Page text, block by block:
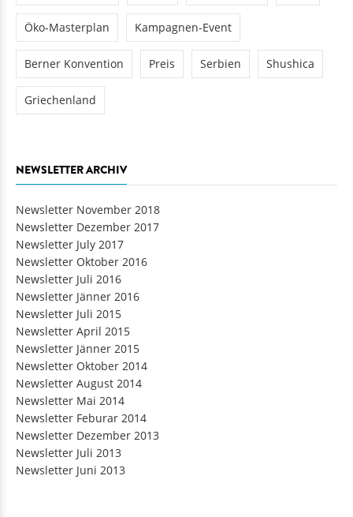
Öko-Masterplan Kampagnen-Event
Berner Konvention Preis Serbien Shushica
Griechenland
NEWSLETTER ARCHIV
Newsletter November 2018
Newsletter Dezember 2017
Newsletter July 2017
Newsletter Oktober 2016
Newsletter Juli 2016
Newsletter Jänner 2016
Newsletter Juli 2015
Newsletter April 2015
Newsletter Jänner 2015
Newsletter Oktober 2014
Newsletter August 2014
Newsletter Mai 2014
Newsletter Feburar 2014
Newsletter Dezember 2013
Newsletter Juli 2013
Newsletter Juni 2013